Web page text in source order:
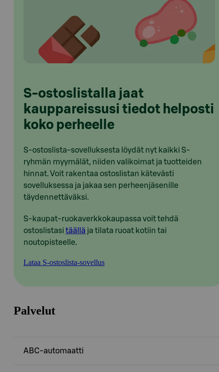
S-ostoslistalla jaat
kauppareissusi tiedot helposti
koko perheelle
S-ostoslista-sovelluksesta löydät nyt kaikki S-
ryhmän myymälät, niiden valikoimat ja tuotteiden
hinnat. Voit rakentaa ostoslistan kätevästi
sovelluksessa ja jakaa sen perheenjäsenille
täydennettäväksi.
S-kaupat-ruokaverkkokaupassa voit tehdä
ostoslistasi täällä ja tilata ruoat kotiin tai
noutopisteelle.
Lataa S-ostoslista-sovellus
Palvelut
ABC-automaatti